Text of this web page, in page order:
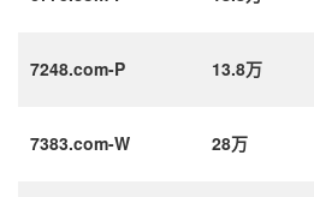
7248.com-P 13.8万
7383.com-W 28万